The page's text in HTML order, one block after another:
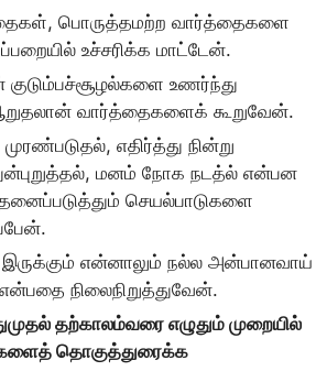
பொருத்தமற்ற வார்த்தைகளை
உச்சரிக்க மாட்டேன்.
உணர்ந்து
வார்த்தைகளைக் கூறுவேன்.
எதிர்த்து நின்று
மனம் நோக நடத்ல் என்பன
செயல்பாடுகளை
என்னாலும் நல்ல அன்பானவாய்
என்பதை நிலைநிறுத்துவேன்.
தற்காலம்வரை எழுதும் முறையில்
தொகுத்துரைக்க